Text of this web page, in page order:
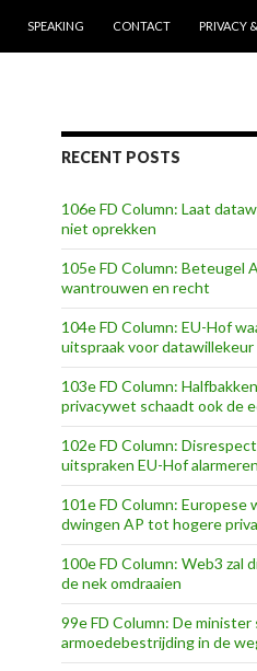
SPEAKING CONTACT PRIVACY
RECENT POSTS
106e FD Column: Laat
niet oprekken
105e FD Column: Beteugel
wantrouwen en recht
104e FD Column: EU-Hof
uitspraak voor datawillekeur
103e FD Column:
privacywet schaadt ook de
102e FD Column:
uitspraken EU-Hof
101e FD Column: Europese
dwingen AP tot hogere
100e FD Column: Web3 zal
de nek omdraaien
99e FD Column: De minister
armoedebestrijding in de